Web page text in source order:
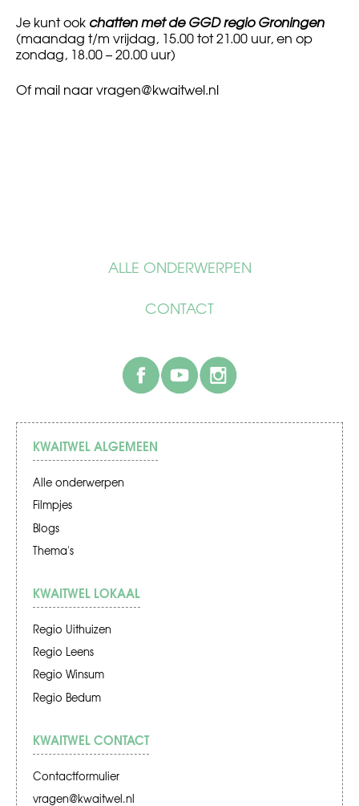
ALLE ONDERWERPEN
CONTACT
facebook
Je kunt ook chatten met de GGD regio Groningen
(maandag t/m vrijdag, 15.00 tot 21.00 uur, en op
zondag, 18.00 – 20.00 uur)
Of mail naarvragen@kwaitwel.nl
KWAITWEL ALGEMEEN
Alle onderwerpen
Filmpjes
Blogs
Thema's
KWAITWEL LOKAAL
Regio Uithuizen
Regio Leens
Regio Winsum
Regio Bedum
KWAITWEL CONTACT
Contactformulier
vragen@kwaitwel.nl